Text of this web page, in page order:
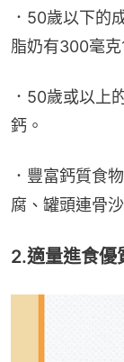
．50歲以下的
脂奶有300毫克
．50歲或以上
鈣。
．豐富鈣質食
腐、罐頭連骨
2.適量進食優